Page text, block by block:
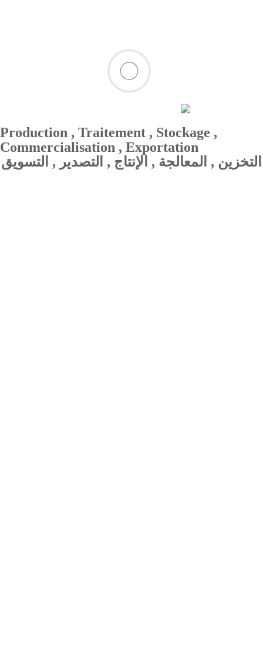
Production , Traitement , Stockage ,
Commercialisation , Exportation
التخزين , المعالجة , الإنتاج , التصدير , التسويق